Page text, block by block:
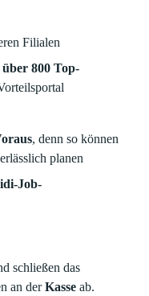
Filialen
über 800 Top-
, denn so können
planen
Job-
schließen das
an derKasse ab.